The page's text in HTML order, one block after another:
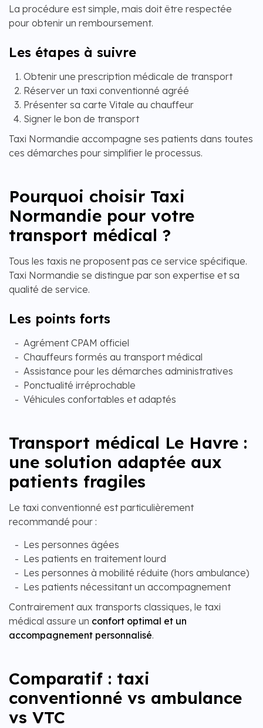
La procédure est simple, mais doit être respectée
pour obtenir un remboursement.
Les étapes à suivre
Obtenir une prescription médicale de transport
Réserver un taxi conventionné agréé
Présenter sa carte Vitale au chauffeur
Signer le bon de transport
Taxi Normandie accompagne ses patients dans toutes
ces démarches pour simplifier le processus.
Pourquoi choisir Taxi
Normandie pour votre
transport médical ?
Tous les taxis ne proposent pas ce service spécifique.
Taxi Normandie se distingue par son expertise et sa
qualité de service.
Les points forts
Agrément CPAM officiel
Chauffeurs formés au transport médical
Assistance pour les démarches administratives
Ponctualité irréprochable
Véhicules confortables et adaptés
Transport médical Le Havre :
une solution adaptée aux
patients fragiles
Le taxi conventionné est particulièrement
recommandé pour :
Les personnes âgées
Les patients en traitement lourd
Les personnes à mobilité réduite (hors ambulance)
Les patients nécessitant un accompagnement
Contrairement aux transports classiques, le taxi
médical assure un confort optimal et un
accompagnement personnalisé.
Comparatif : taxi
conventionné vs ambulance
vs VTC